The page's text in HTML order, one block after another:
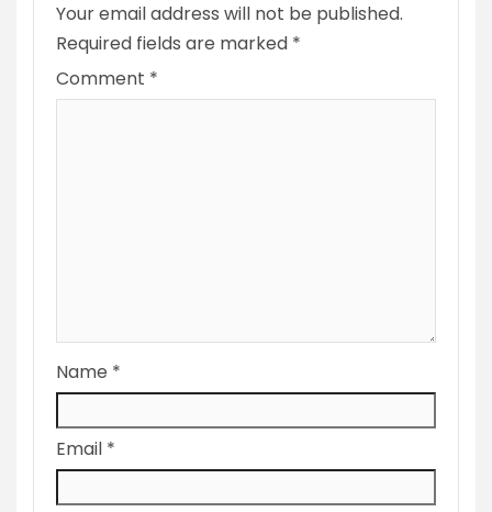
Your email address will not be published.
Required fields are marked *
Comment *
Name *
Email *